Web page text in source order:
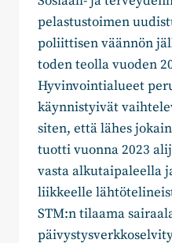
pelastustoimen
poliittisen väännön
toden teolla vuoden
Hyvinvointialueet
käynnistyivät
siten, että lähes
tuotti vuonna 2023
vasta alkutaipaleella
liikkeelle
STM:n tilaama